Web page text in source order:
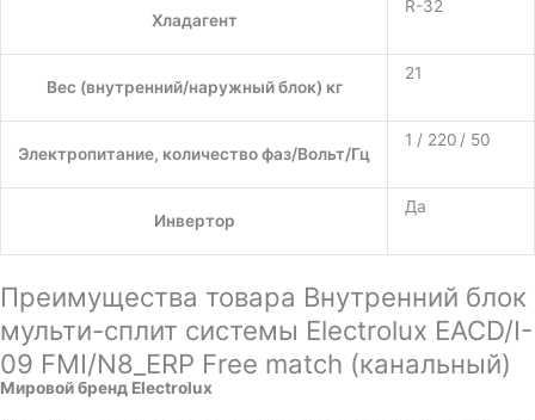
Хладагент
R-32
Вес (внутренний/наружный блок) кг
21
Электропитание, количество фаз/Вольт/Гц
1 / 220 / 50
Инвертор
Да
Преимущества товара Внутренний блок
мульти-сплит системы Electrolux EACD/I-
09 FMI/N8_ERP Free match (канальный)
Мировой бренд Electrolux